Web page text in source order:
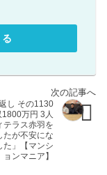
し その1130
1800万円 3人
テラス赤羽を
たが不安にな
た」【マンシ
ョンマニア】